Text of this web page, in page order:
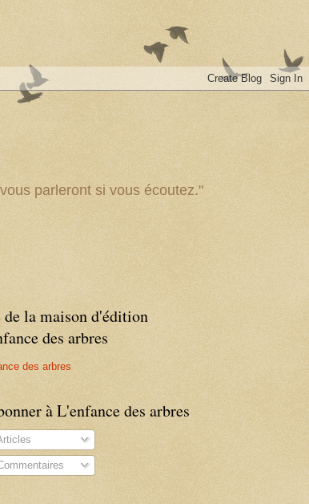
parleront si vous écoutez."
de la maison d'édition
des arbres
des arbres
à L'enfance des arbres